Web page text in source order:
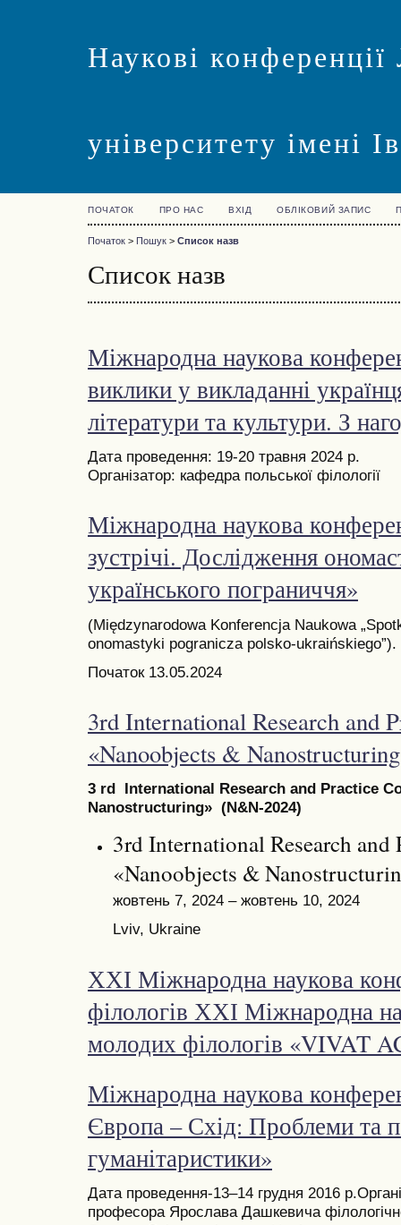
Наукові конференції
університету імені
ПОЧАТОК ПРО НАС ВХІД ОБЛІКОВИЙ ЗАПИС
Початок > Пошук > Список назв
Список назв
Міжнародна наукова
виклики у викладанні
літератури та культури. З
Дата проведення: 19-20 травня 2024 р.
Організатор: кафедра польської філології
Міжнародна наукова
зустрічі. Дослідження
українського пограниччя»
(Międzynarodowa Konferencja Naukowa
onomastyki pogranicza polsko-ukraińskiego”).
Початок 13.05.2024
3rd International Research and
«Nanoobjects &
3 rd International Research and Practice
Nanostructuring» (N&N-2024)
3rd International Research and
«Nanoobjects &
жовтень 7, 2024 – жовтень 10, 2024
Lviv, Ukraine
ХХІ Міжнародна наукова
філологів ХХІ Міжнародна
молодих філологів «VIVAT
Міжнародна наукова
Європа – Схід: Проблеми та
гуманітаристики»
Дата проведення-13–14 грудня 2016
професора Ярослава Дашкевича